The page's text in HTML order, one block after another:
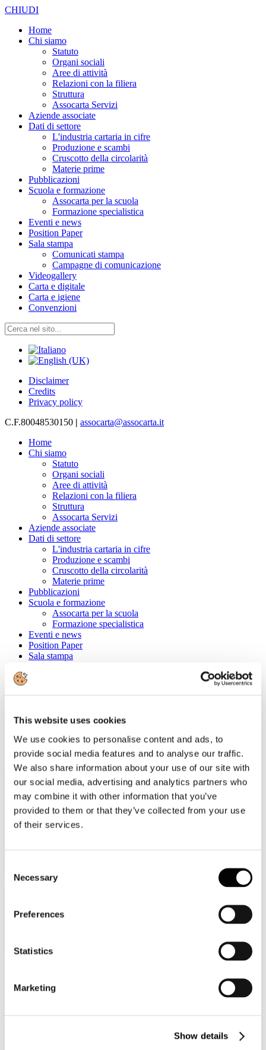
This website uses cookies
We use cookies to personalise content and ads, to
provide social media features and to analyse our traffic.
We also share information about your use of our site with
our social media, advertising and analytics partners who
may combine it with other information that you’ve
provided to them or that they’ve collected from your use
of their services.
Selection
Necessary
Preferences
Statistics
Marketing
Show details
CHIUDI
Home
Chi siamo
Statuto
Organi sociali
Aree di attività
Relazioni con la filiera
Struttura
Assocarta Servizi
Aziende associate
Dati di settore
L'industria cartaria in cifre
Produzione e scambi
Cruscotto della circolarità
Materie prime
Pubblicazioni
Scuola e formazione
Assocarta per la scuola
Formazione specialistica
Eventi e news
Position Paper
Sala stampa
Comunicati stampa
Campagne di comunicazione
Videogallery
Carta e digitale
Carta e igiene
Convenzioni
Disclaimer
Credits
Privacy policy
C.F.80048530150 | assocarta@assocarta.it
Home
Chi siamo
Statuto
Organi sociali
Aree di attività
Relazioni con la filiera
Struttura
Assocarta Servizi
Aziende associate
Dati di settore
L'industria cartaria in cifre
Produzione e scambi
Cruscotto della circolarità
Materie prime
Pubblicazioni
Scuola e formazione
Assocarta per la scuola
Formazione specialistica
Eventi e news
Position Paper
Sala stampa
Convenzioni
Cerca tra le aziende associate
Ragione Sociale
Categorie merceologiche